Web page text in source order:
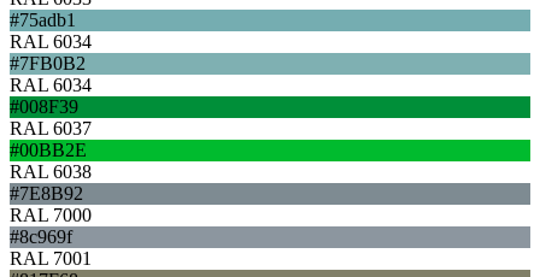
#75adb1
RAL 6034
#7FB0B2
RAL 6034
#008F39
RAL 6037
#00BB2E
RAL 6038
#7E8B92
RAL 7000
#8c969f
RAL 7001